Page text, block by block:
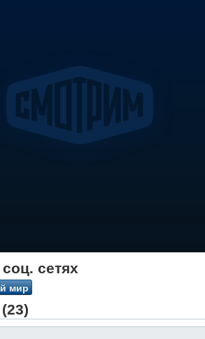
сетях
мир